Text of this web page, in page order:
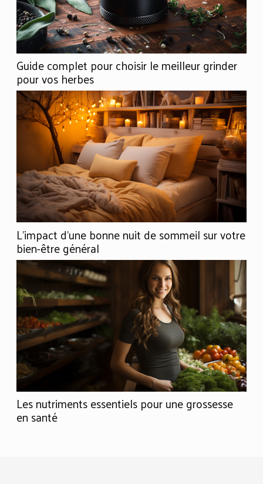
Guide complet pour choisir le meilleur grinder
pour vos herbes
L'impact d'une bonne nuit de sommeil sur votre
bien-être général
Les nutriments essentiels pour une grossesse
en santé